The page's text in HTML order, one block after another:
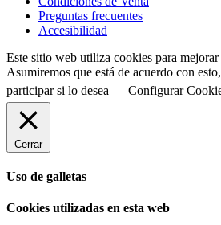
Preguntas frecuentes
Accesibilidad
Este sitio web utiliza cookies para mejorar
Asumiremos que está de acuerdo con
participar si lo desea
Configurar
Cerrar
Uso de galletas
Cookies utilizadas en esta web